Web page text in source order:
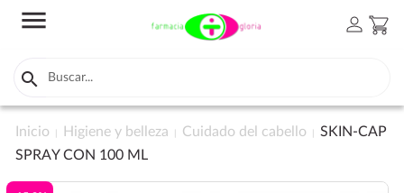
menu person shopping_cart

Inicio Higiene y belleza Cuidado del cabello
SKIN-CAP
SPRAY CON 100 ML